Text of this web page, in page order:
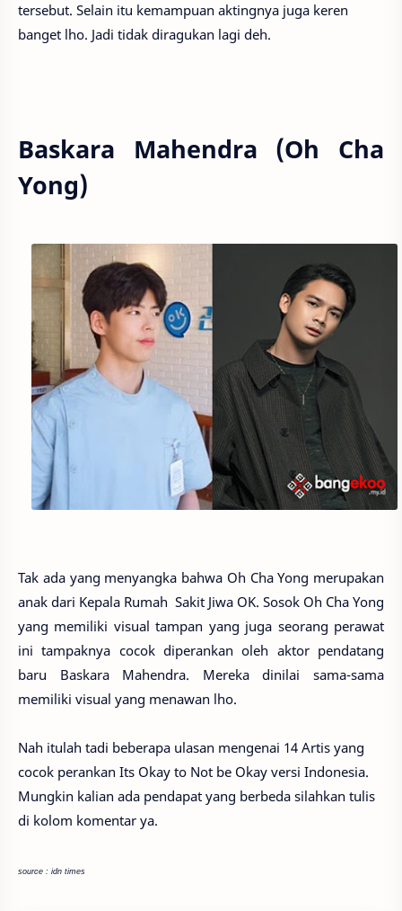
tersebut. Selain itu kemampuan aktingnya juga keren
banget lho. Jadi tidak diragukan lagi deh.
Baskara Mahendra (Oh Cha
Yong)
Tak ada yang menyangka bahwa Oh Cha Yong merupakan
anak dari Kepala Rumah Sakit Jiwa OK. Sosok Oh Cha Yong
yang memiliki visual tampan yang juga seorang perawat
ini tampaknya cocok diperankan oleh aktor pendatang
baru Baskara Mahendra. Mereka dinilai sama-sama
memiliki visual yang menawan lho.
Nah itulah tadi beberapa ulasan mengenai 14 Artis yang
cocok perankan Its Okay to Not be Okay versi Indonesia.
Mungkin kalian ada pendapat yang berbeda silahkan tulis
di kolom komentar ya.
source : idn times